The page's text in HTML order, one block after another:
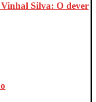
Silva: O dever